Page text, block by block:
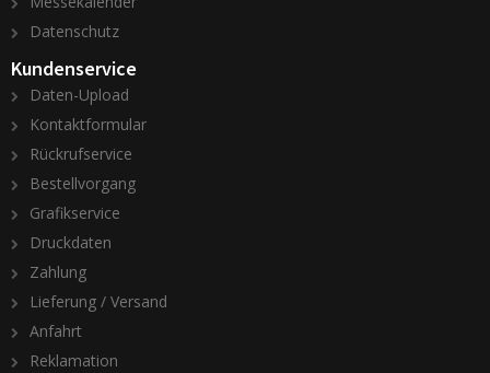
Datenschutz
Kundenservice
Daten-Upload
Kontaktformular
Rückrufservice
Bestellvorgang
Grafikservice
Druckdaten
Zahlung
Lieferung / Versand
Anfahrt
Reklamation